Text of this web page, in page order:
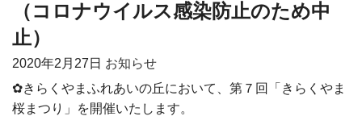
（コロナウイルス感染防止のため中
止）
2020年2月27日 お知らせ
✿きらくやまふれあいの丘において、第７回「きらくやま
桜まつり」を開催いたします。